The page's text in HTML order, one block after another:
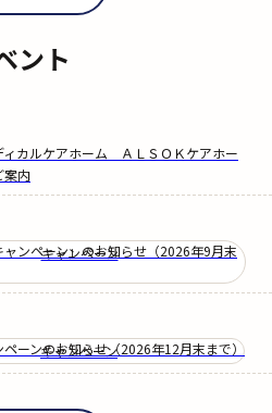
ント
ィカルケアホーム ＡＬＳＯＫケアホー
内
キャンペーン
ャンペーン」のお知らせ（2026年9月末
キャンペーン
ーンのお知らせ（2026年12月末まで）